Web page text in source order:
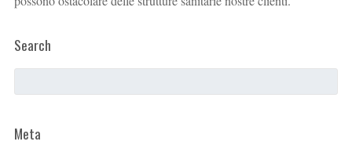
Search
Meta